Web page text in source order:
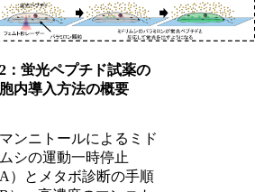
：蛍光ペプチド試薬の
内導入方法の概要
ンニトールによるミド
シの運動一時停止
A）とメタボ診断の手順